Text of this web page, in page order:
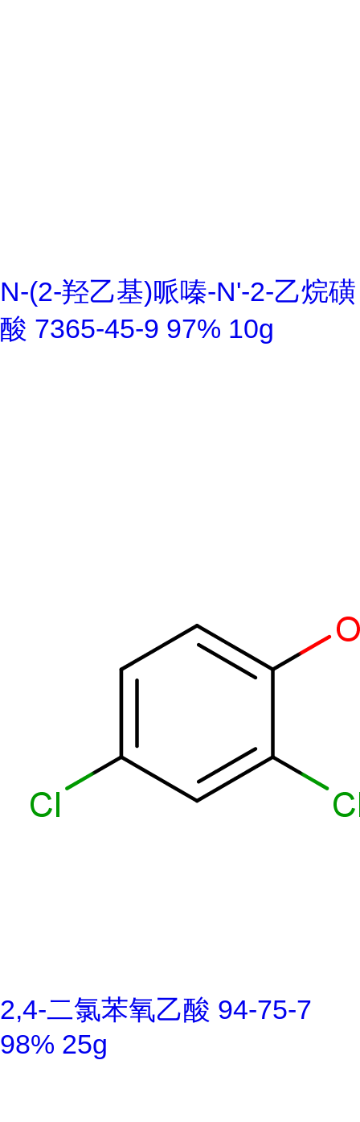
N-(2-羟乙基)哌嗪-N'-2-乙烷磺
酸 7365-45-9 97% 10g
2,4-二氯苯氧乙酸 94-75-7
98% 25g